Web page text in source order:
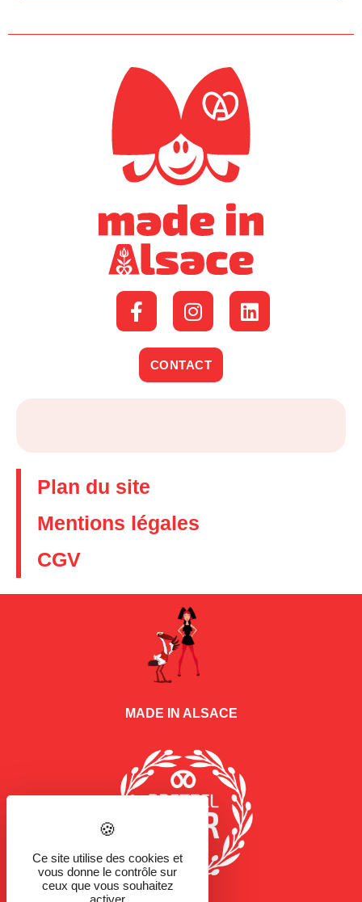
CONTACT
Plan du site
Mentions légales
CGV
MADE IN ALSACE
Ce site utilise des cookies et
vous donne le contrôle sur
ceux que vous souhaitez
activer